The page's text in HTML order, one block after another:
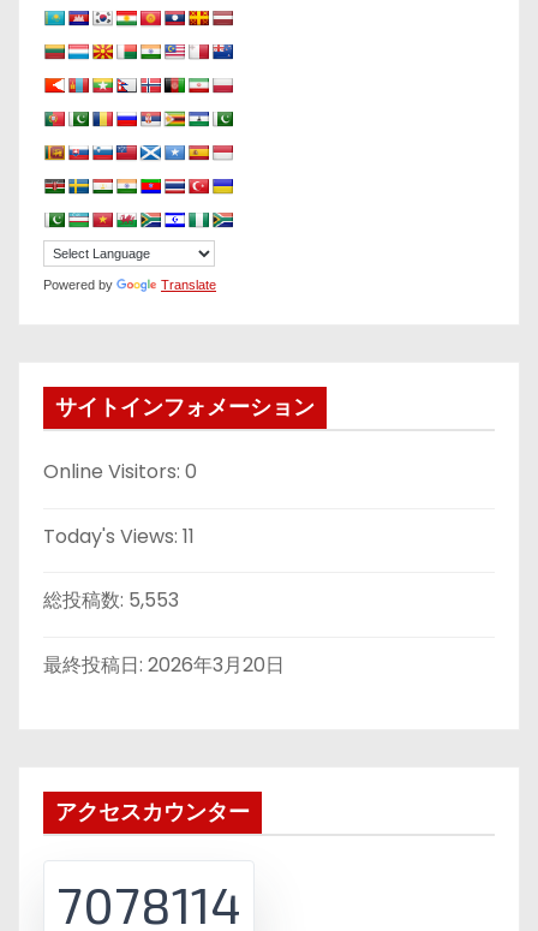
Powered by Translate
サイトインフォメーション
Online Visitors: 0
Today's Views: 11
総投稿数: 5,553
最終投稿日: 2026年3月20日
アクセスカウンター
7078114